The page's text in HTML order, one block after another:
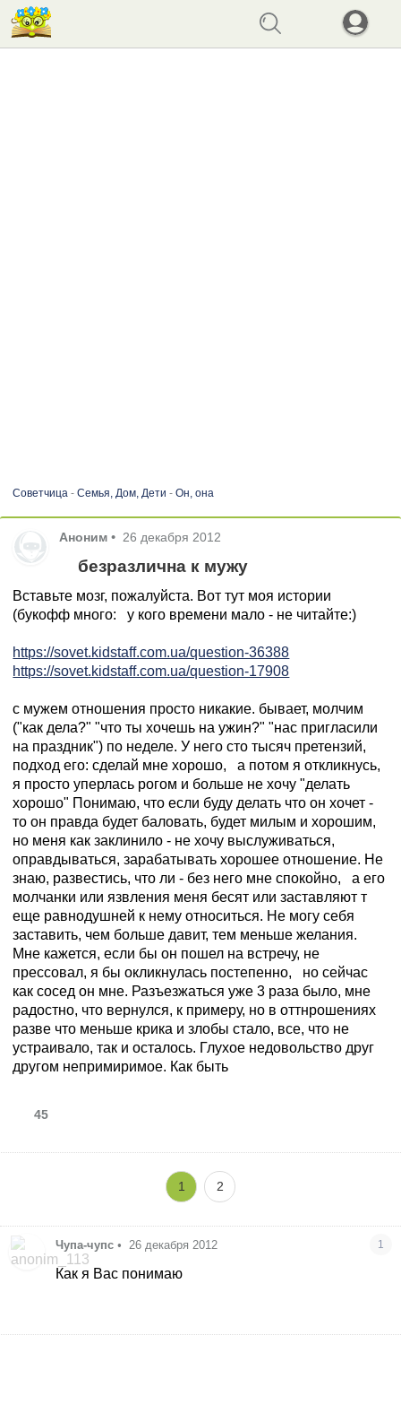
Советчица- Семья, Дом, Дети - Он, она
Аноним • 26 декабря 2012
безразлична к мужу
Вставьте мозг, пожалуйста. Вот тут моя истории
(букофф много: у кого времени мало - не читайте:)
https://sovet.kidstaff.com.ua/question-36388
https://sovet.kidstaff.com.ua/question-17908
с мужем отношения просто никакие. бывает, молчим
("как дела?" "что ты хочешь на ужин?" "нас пригласили
на праздник") по неделе. У него сто тысяч претензий,
подход его: сделай мне хорошо, а потом я откликнусь,
я просто уперлась рогом и больше не хочу "делать
хорошо" Понимаю, что если буду делать что он хочет -
то он правда будет баловать, будет милым и хорошим,
но меня как заклинило - не хочу выслуживаться,
оправдываться, зарабатывать хорошее отношение. Не
знаю, развестись, что ли - без него мне спокойно, а его
молчанки или язвления меня бесят или заставляют т
еще равнодушней к нему относиться. Не могу себя
заставить, чем больше давит, тем меньше желания.
Мне кажется, если бы он пошел на встречу, не
прессовал, я бы окликнулась постепенно, но сейчас
как сосед он мне. Разъезжаться уже 3 раза было, мне
радостно, что вернулся, к примеру, но в оттнрошениях
разве что меньше крика и злобы стало, все, что не
устраивало, так и осталось. Глухое недовольство друг
другом непримиримое. Как быть
45
1 2
Чупа-чупс • 26 декабря 2012 1
Как я Вас понимаю